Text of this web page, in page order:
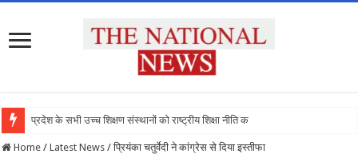
प्रदेश के सभी उच्च शिक्षण संस्थानों को राष्ट्रीय शिक्षा नीति के अनु
Home / Latest News / प्रियंका चतुर्वेदी ने कांग्रेस से दिया इस्तीफा